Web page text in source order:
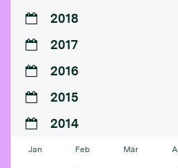
2018
2017
2016
2015
2014
Jan Feb Mär